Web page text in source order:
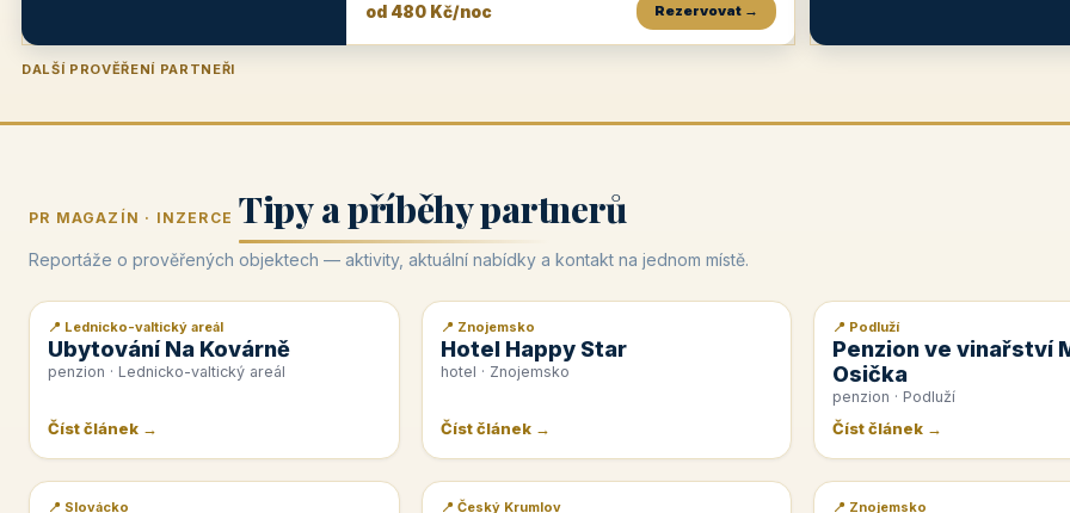
od 480 Kč/noc Rezervovat →
DALŠÍ PROVĚŘENÍ PARTNEŘI
Penzion U Zámku Pension Faber
PR MAGAZÍN · INZERCE Tipy a příběhy partnerů
Reportáže o prověřených objektech — aktivity, aktuální nabídky a kontakt na jednom místě.
📰 PR článek
📍 Lednicko-valtický areál
Ubytování Na Kovárně
penzion · Lednicko-valtický areál
Číst článek →
📰 PR článek
📍 Znojemsko
Hotel Happy Star
hotel · Znojemsko
Číst článek →
📰 PR článek
📍 Podluží
Penzion ve vinařství
Osička
penzion · Podluží
Číst článek →
📰 PR článek
📍 Slovácko 📰 PR článek
📍 Český Krumlov 📰 PR článek
📍 Znojemsko